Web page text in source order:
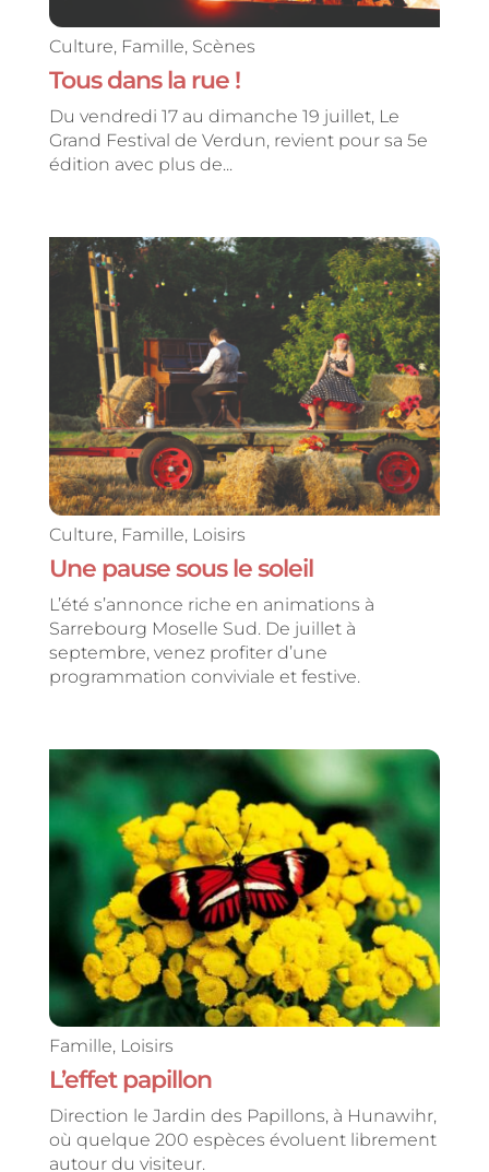
Culture, Famille, Scènes
Tous dans la rue !
Du vendredi 17 au dimanche 19 juillet, Le
Grand Festival de Verdun, revient pour sa 5e
édition avec plus de...
Culture, Famille, Loisirs
Une pause sous le soleil
L’été s’annonce riche en animations à
Sarrebourg Moselle Sud. De juillet à
septembre, venez profiter d’une
programmation conviviale et festive.
Famille, Loisirs
L’effet papillon
Direction le Jardin des Papillons, à Hunawihr,
où quelque 200 espèces évoluent librement
autour du visiteur.